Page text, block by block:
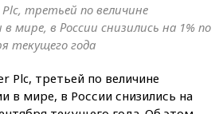
третьей по величине
мире, в России снизились на 1% по
текущего года
Plc, третьей по величине
в мире, в России снизились на